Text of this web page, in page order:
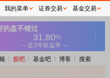
股吧 基金吧 博客 搜索
我的菜单 证券交易 基金交易